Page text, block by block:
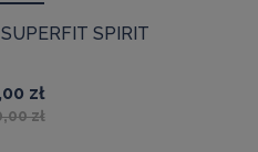
SPIRIT
zł
zł